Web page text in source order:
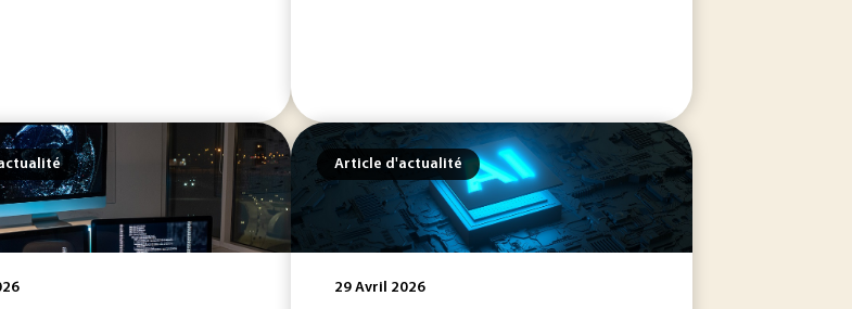
Article d'actualité
29 Avril 2026